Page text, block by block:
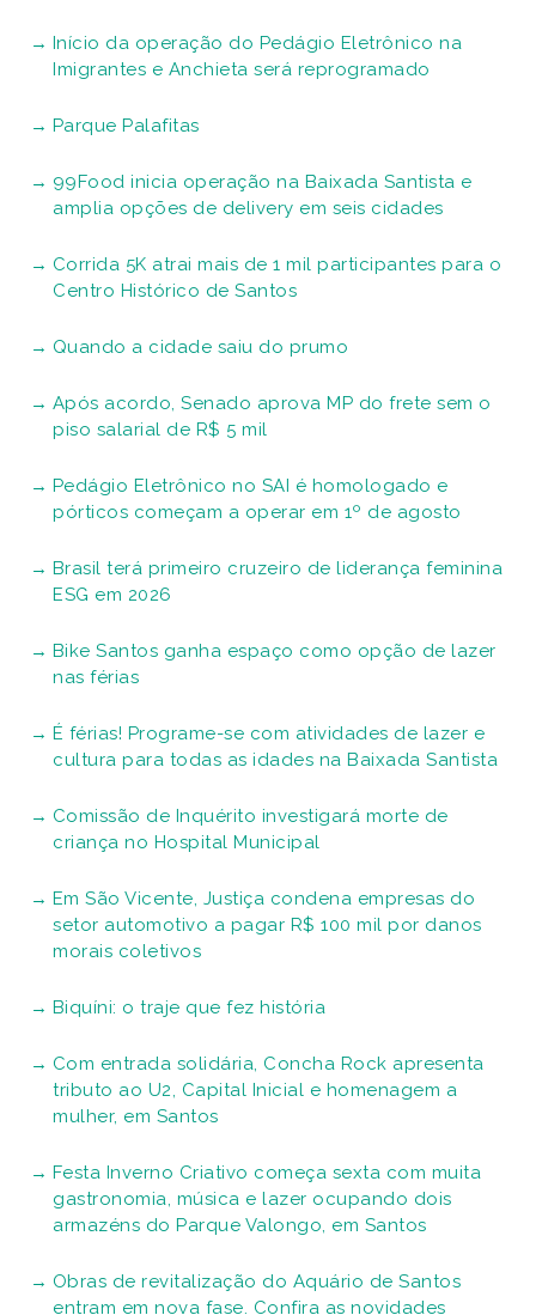
Início da operação do Pedágio Eletrônico na
Imigrantes e Anchieta será reprogramado
Parque Palafitas
99Food inicia operação na Baixada Santista e
amplia opções de delivery em seis cidades
Corrida 5K atrai mais de 1 mil participantes para o
Centro Histórico de Santos
Quando a cidade saiu do prumo
Após acordo, Senado aprova MP do frete sem o
piso salarial de R$ 5 mil
Pedágio Eletrônico no SAI é homologado e
pórticos começam a operar em 1º de agosto
Brasil terá primeiro cruzeiro de liderança feminina
ESG em 2026
Bike Santos ganha espaço como opção de lazer
nas férias
É férias! Programe-se com atividades de lazer e
cultura para todas as idades na Baixada Santista
Comissão de Inquérito investigará morte de
criança no Hospital Municipal
Em São Vicente, Justiça condena empresas do
setor automotivo a pagar R$ 100 mil por danos
morais coletivos
Biquíni: o traje que fez história
Com entrada solidária, Concha Rock apresenta
tributo ao U2, Capital Inicial e homenagem a
mulher, em Santos
Festa Inverno Criativo começa sexta com muita
gastronomia, música e lazer ocupando dois
armazéns do Parque Valongo, em Santos
Obras de revitalização do Aquário de Santos
entram em nova fase. Confira as novidades